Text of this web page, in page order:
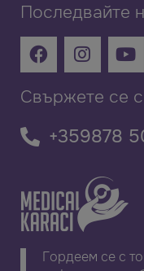
Последвайте
Свържете се
+359878
Гордеем се с